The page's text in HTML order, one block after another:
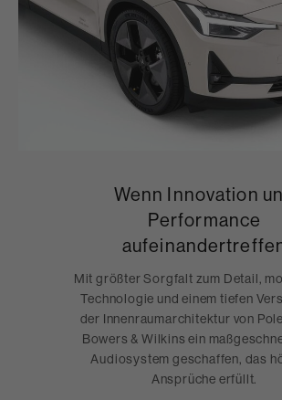
Wenn Innovation
Performance
Mit größter Sorgfalt zum Detail,
Technologie und einem tiefen
der Innenraumarchitektur von
Bowers & Wilkins ein
Audiosystem geschaffen, das
Ansprüche erfüllt.